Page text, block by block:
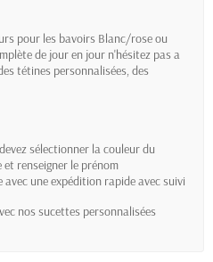
pour les bavoirs Blanc/rose ou
de jour en jour n'hésitez pas a
tétines personnalisées, des
sélectionner la couleur du
renseigner le prénom
une expédition rapide avec suivi
nos sucettes personnalisées